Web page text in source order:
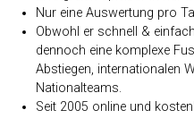
Nur eine Auswertung pro
Obwohl er schnell &
dennoch eine komplexe
Abstiegen, internationalen
Nationalteams.
Seit 2005 online und